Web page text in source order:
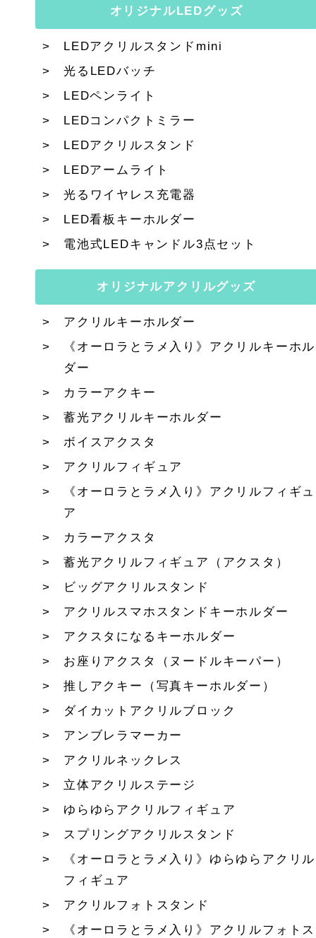
オリジナルLEDグッズ
LEDアクリルスタンドmini
光るLEDバッチ
LEDペンライト
LEDコンパクトミラー
LEDアクリルスタンド
LEDアームライト
光るワイヤレス充電器
LED看板キーホルダー
電池式LEDキャンドル3点セット
オリジナルアクリルグッズ
アクリルキーホルダー
《オーロラとラメ入り》アクリルキーホル
ダー
カラーアクキー
蓄光アクリルキーホルダー
ボイスアクスタ
アクリルフィギュア
《オーロラとラメ入り》アクリルフィギュ
ア
カラーアクスタ
蓄光アクリルフィギュア（アクスタ）
ビッグアクリルスタンド
アクリルスマホスタンドキーホルダー
アクスタになるキーホルダー
お座りアクスタ（ヌードルキーパー）
推しアクキー（写真キーホルダー）
ダイカットアクリルブロック
アンブレラマーカー
アクリルネックレス
立体アクリルステージ
ゆらゆらアクリルフィギュア
スプリングアクリルスタンド
《オーロラとラメ入り》ゆらゆらアクリル
フィギュア
アクリルフォトスタンド
《オーロラとラメ入り》アクリルフォトス